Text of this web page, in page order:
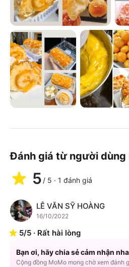
Đánh giá từ người dùng
5 / 5 · 1 đánh giá
L LÊ VĂN SỸ HOÀNG
16/10/2022
5/5 · Rất hài lòng
Bạn ơi, hãy chia sẻ cảm nhận
Cộng đồng MoMo mong chờ xem đánh